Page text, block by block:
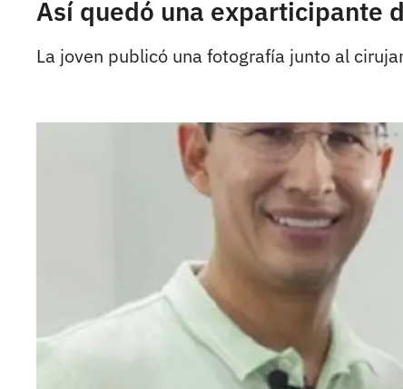
Así quedó una exparticipante
La joven publicó una fotografía junto al